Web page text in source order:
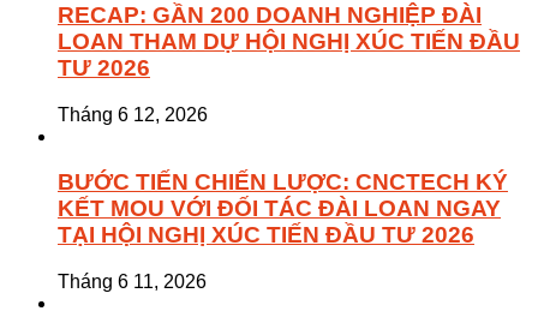
RECAP: GẦN 200 DOANH NGHIỆP ĐÀI
LOAN THAM DỰ HỘI NGHỊ XÚC TIẾN ĐẦU
TƯ 2026
Tháng 6 12, 2026
BƯỚC TIẾN CHIẾN LƯỢC: CNCTECH KÝ
KẾT MOU VỚI ĐỐI TÁC ĐÀI LOAN NGAY
TẠI HỘI NGHỊ XÚC TIẾN ĐẦU TƯ 2026
Tháng 6 11, 2026